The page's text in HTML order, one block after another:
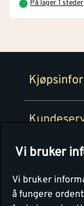
På lager 1 steder
Retur- og
Montér
Vi bruker
Vi bruker
å fungere